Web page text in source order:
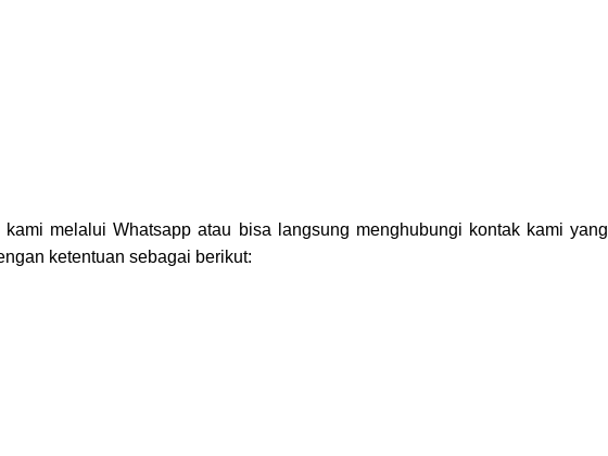
kami melaluiWhatsapp atau bisa langsung menghubungi kontak kami yang
ketentuan sebagai berikut: